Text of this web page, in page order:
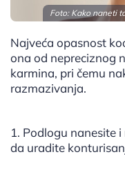
Foto: Kako naneti
Najveća opasnost
ona od nepreciznog
karmina, pri čemu
razmazivanja.
1. Podlogu nanesite
da uradite